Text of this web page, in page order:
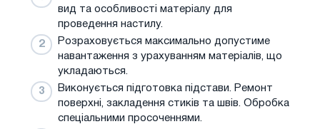
вид та особливості матеріалу для
проведення настилу.
Розраховується максимально допустиме
навантаження з урахуванням матеріалів, що
укладаються.
Виконується підготовка підстави. Ремонт
поверхні, закладення стиків та швів. Обробка
спеціальними просоченнями.